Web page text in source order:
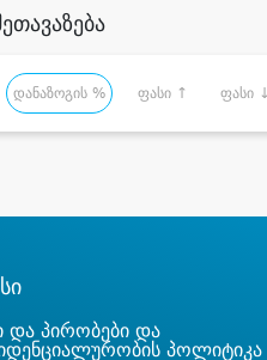
დანაზოგის % ფასი ↑ ფასი ↓
და პირობები და
პოლიტიკა